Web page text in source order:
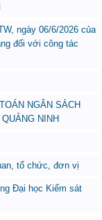
ngày 06/6/2026 của
đối với công tác
NGÂN SÁCH
NINH
tổ chức, đơn vị
Đại học Kiểm sát